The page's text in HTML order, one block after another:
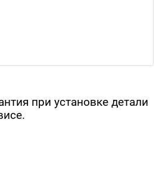
при установке детали